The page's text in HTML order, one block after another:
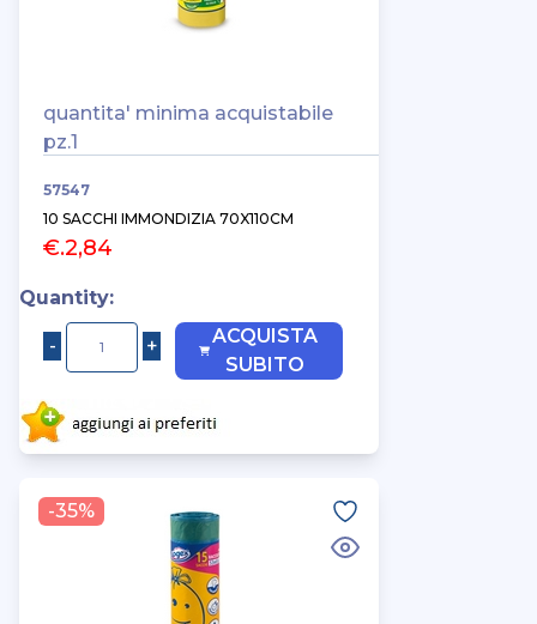
quantita' minima acquistabile
pz.1
57547
10 SACCHI IMMONDIZIA 70X110CM
€.2,84
Quantity:
ACQUISTA
SUBITO
-35%